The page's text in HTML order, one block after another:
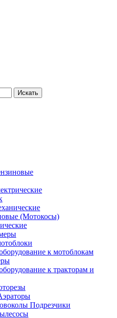
(Мотокосы)
к мотоблокам
к тракторам и
Подрезчики